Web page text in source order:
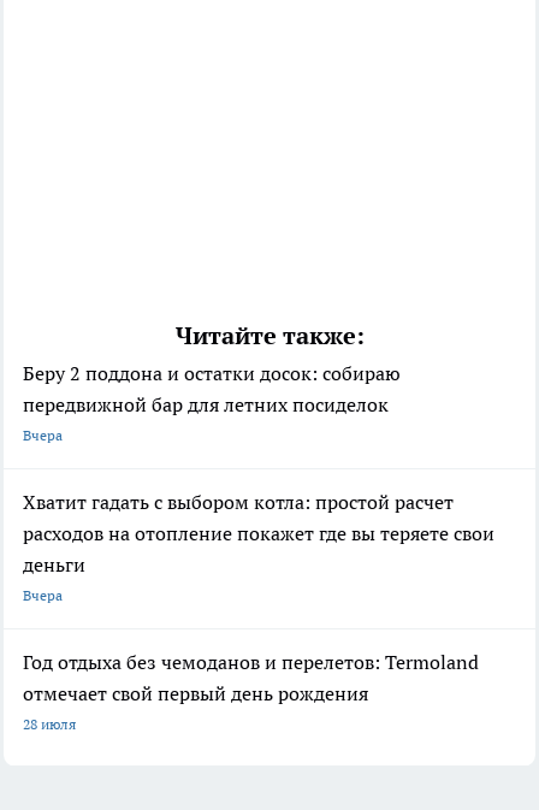
Читайте также:
Беру 2 поддона и остатки досок: собираю
передвижной бар для летних посиделок
Вчера
Хватит гадать с выбором котла: простой расчет
расходов на отопление покажет где вы теряете свои
деньги
Вчера
Год отдыха без чемоданов и перелетов: Termoland
отмечает свой первый день рождения
28 июля